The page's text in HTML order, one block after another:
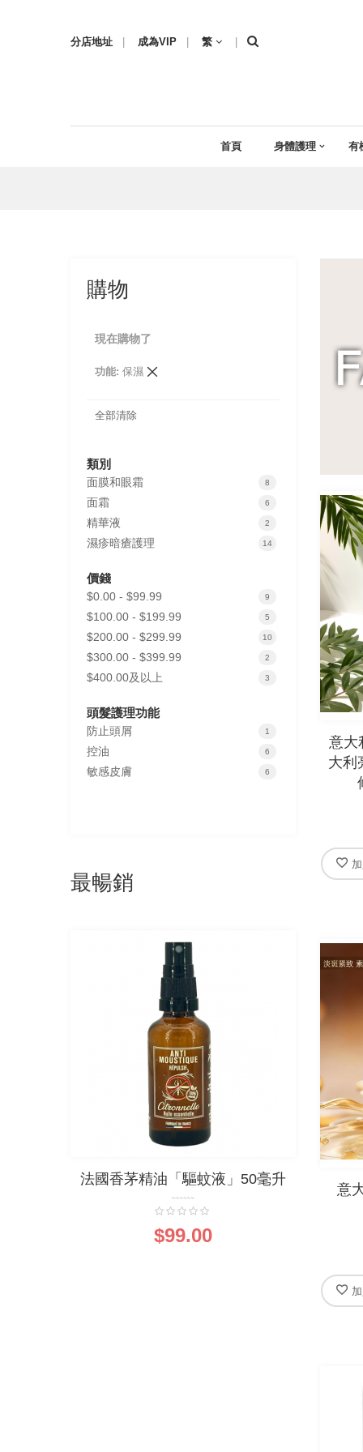
分店地址 成為VIP 繁
首頁 身體護理 有
意大
大利
意
購物
現在購物了
功能 保濕
全部清除
類別
面膜和眼霜 8items
面霜 6items
精華液 2items
濕疹暗瘡護理 14items
價錢
$0.00 - $99.99 9items
$100.00 - $199.99 5items
$200.00 - $299.99 10items
$300.00 - $399.99 2items
$400.00及以上 3items
頭髮護理功能
防止頭屑 1
控油 6items
敏感皮膚 6items
最暢銷
法國香茅精油「驅蚊液」50毫升
$99.00
法